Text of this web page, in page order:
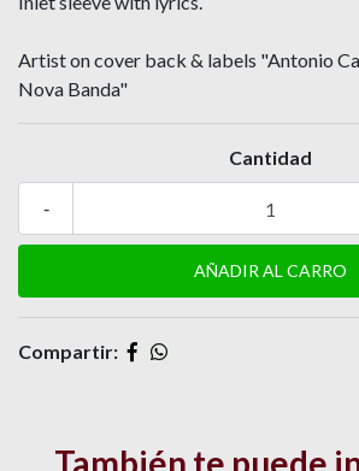
Artist on cover back & labels "Antonio
Nova Banda"
Cantidad
-
Compartir:
También te puede